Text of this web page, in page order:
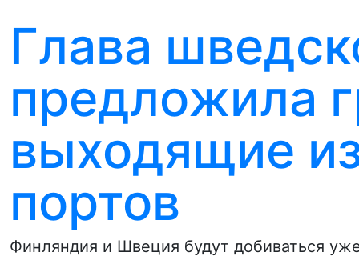
Глава
предложила
выходящие
портов
Финляндия и Швеция будут добиваться